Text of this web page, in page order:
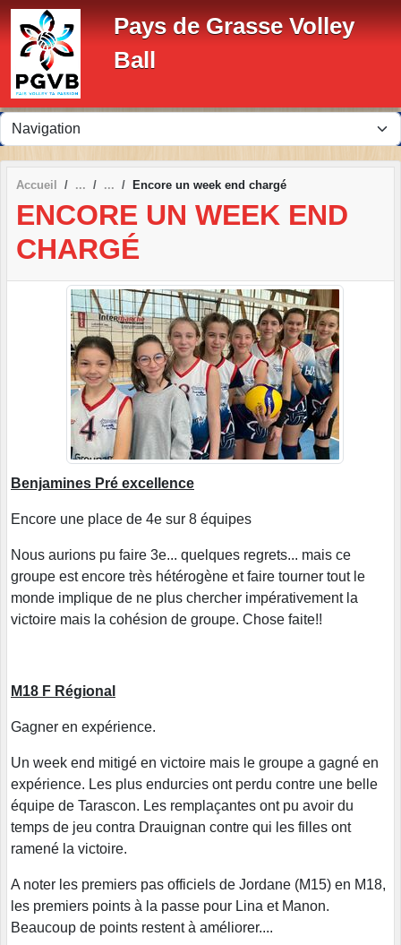
Pays de Grasse Volley
Ball
Accueil Encore un week end chargé
ENCORE UN WEEK END
CHARGÉ
Benjamines Pré excellence
Encore une place de 4e sur 8 équipes
Nous aurions pu faire 3e... quelques regrets... mais ce
groupe est encore très hétérogène et faire tourner tout le
monde implique de ne plus chercher impérativement la
victoire mais la cohésion de groupe. Chose faite!!
M18 F Régional
Gagner en expérience.
Un week end mitigé en victoire mais le groupe a gagné en
expérience. Les plus endurcies ont perdu contre une belle
équipe de Tarascon. Les remplaçantes ont pu avoir du
temps de jeu contra Drauignan contre qui les filles ont
ramené la victoire.
A noter les premiers pas officiels de Jordane (M15) en M18,
les premiers points à la passe pour Lina et Manon.
Beaucoup de points restent à améliorer....
Panneau de gestion des cookies